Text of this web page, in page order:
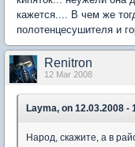
кажется.... В чем же
полотенцесушителя и
Renitron
12 Mar 2008
Layma, on 12.03.2008 -
Народ, скажите, а в